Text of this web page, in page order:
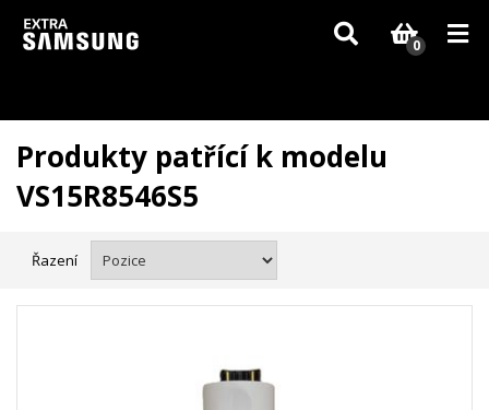
Vzhledem k aktuální situaci se může dodání dílů, které nejsou skladem,
zpozdit. Děkujeme za pochopení.
0
Produkty patřící k modelu
VS15R8546S5
Řazení